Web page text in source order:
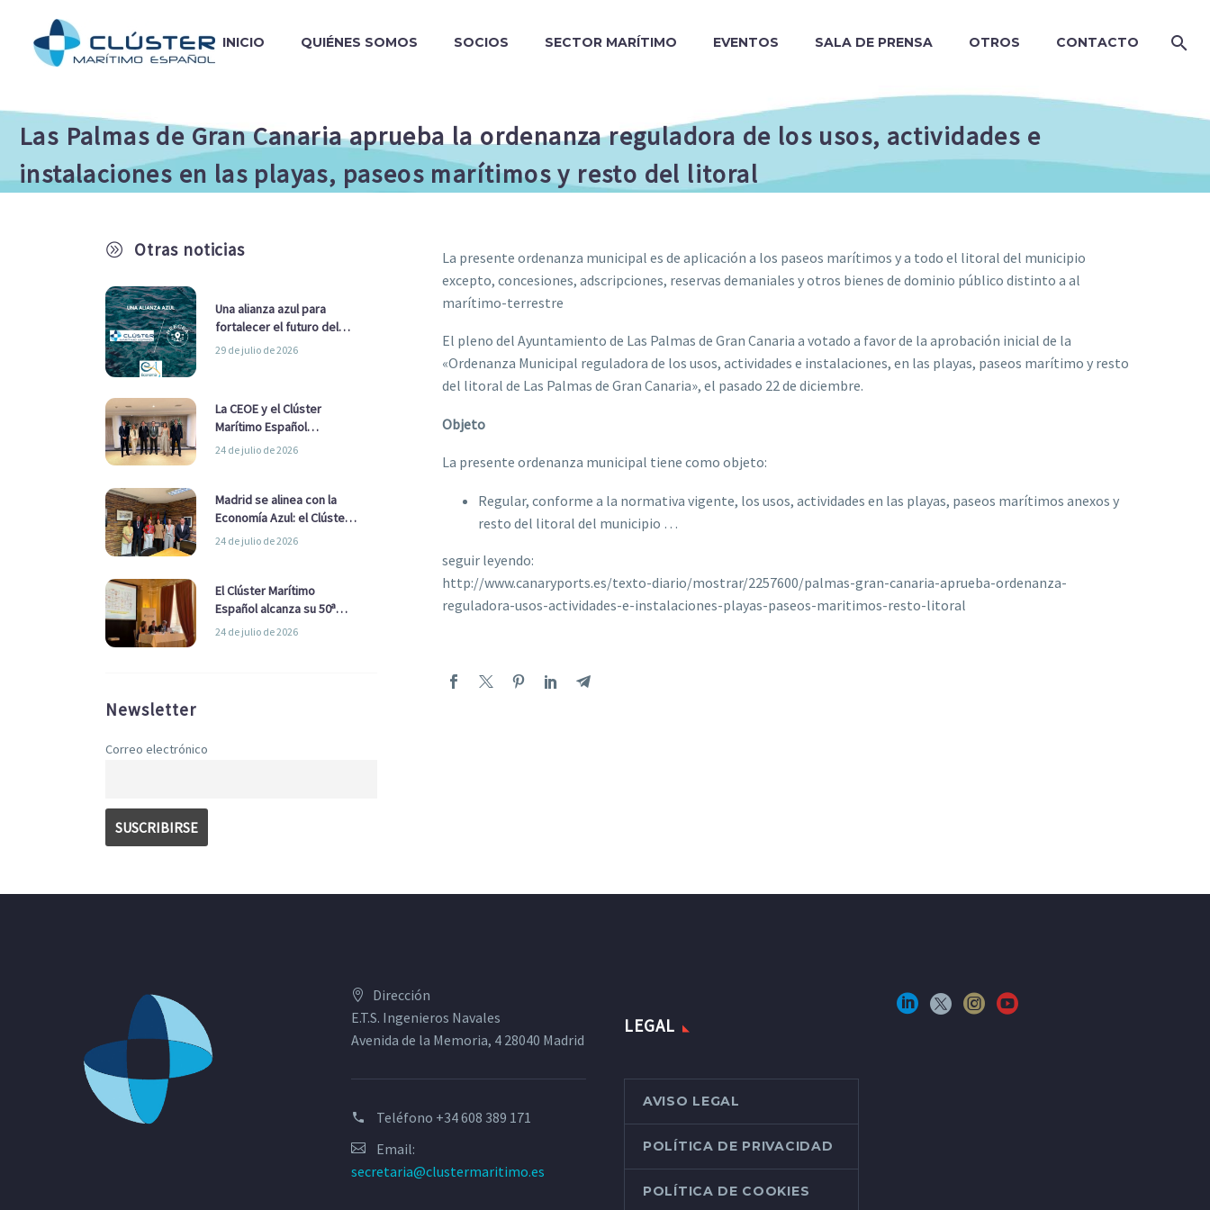
INICIO QUIÉNES SOMOS SOCIOS SECTOR MARÍTIMO EVENTOS SALA DE PRENSA OTROS CONTACTO
Las Palmas de Gran Canaria aprueba la ordenanza reguladora de los usos, actividades e
instalaciones en las playas, paseos marítimos y resto del litoral
A Otras noticias
Una alianza azul para
fortalecer el futuro del
sector marítimo
29 de julio de 2026
La CEOE y el Clúster
Marítimo Español
refuerzan su alianza para
24 de julio de 2026
Madrid se alinea con la
Economía Azul: el Clúster
Marítimo Español y la Real
Ayuntamiento
24 de julio de 2026
El Clúster Marítimo
Español alcanza su 50ª
Asamblea reafirmando su
24 de julio de 2026
Newsletter
Correo electrónico
La presente ordenanza municipal es de aplicación a los paseos marítimos y a todo el litoral del municipio
excepto, concesiones, adscripciones, reservas demaniales y otros bienes de dominio público distinto a al
marítimo-terrestre
El pleno del Ayuntamiento de Las Palmas de Gran Canaria a votado a favor de la aprobación inicial de la
«Ordenanza Municipal reguladora de los usos, actividades e instalaciones, en las playas, paseos marítimo y resto
del litoral de Las Palmas de Gran Canaria», el pasado 22 de diciembre.
Objeto
La presente ordenanza municipal tiene como objeto:
Regular, conforme a la normativa vigente, los usos, actividades en las playas, paseos marítimos anexos y
resto del litoral del municipio …
seguir leyendo:
http://www.canaryports.es/texto-diario/mostrar/2257600/palmas-gran-canaria-aprueba-ordenanza-
reguladora-usos-actividades-e-instalaciones-playas-paseos-maritimos-resto-litoral
Dirección
E.T.S. Ingenieros Navales
Avenida de la Memoria, 4 28040 Madrid
Teléfono +34 608 389 171
Email:
secretaria@clustermaritimo.es
LEGAL
AVISO LEGAL
POLÍTICA DE PRIVACIDAD
POLÍTICA DE COOKIES